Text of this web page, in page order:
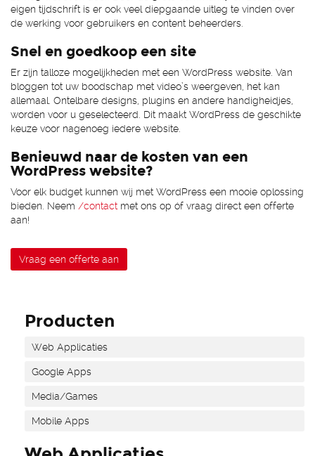
eigen tijdschrift is er ook veel diepgaande uitleg te vinden over
de werking voor gebruikers en content beheerders.
Snel en goedkoop een site
Er zijn talloze mogelijkheden met een WordPress website. Van
bloggen tot uw boodschap met video’s weergeven, het kan
allemaal. Ontelbare designs, plugins en andere handigheidjes,
worden voor u geselecteerd. Dit maakt WordPress de geschikte
keuze voor nagenoeg iedere website.
Benieuwd naar de kosten van een
WordPress website?
Voor elk budget kunnen wij met WordPress een mooie oplossing
bieden. Neem /contact met ons op óf vraag direct een offerte
aan!
Vraag een offerte aan
Producten
Web Applicaties
Google Apps
Media/Games
Mobile Apps